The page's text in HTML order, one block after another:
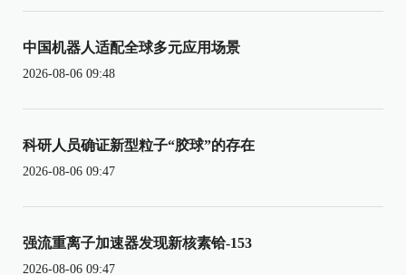
中国机器人适配全球多元应用场景
2026-08-06 09:48
科研人员确证新型粒子“胶球”的存在
2026-08-06 09:47
强流重离子加速器发现新核素铪-153
2026-08-06 09:47